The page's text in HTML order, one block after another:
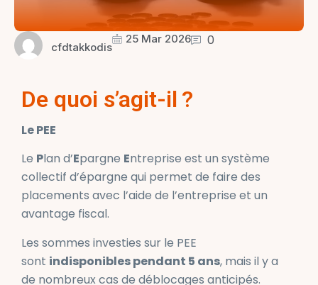
cfdtakkodis
25 Mar 2026 0
De quoi s’agit-il ?
Le PEE
Le Plan d’Epargne Entreprise est un système
collectif d’épargne qui permet de faire des
placements avec l’aide de l’entreprise et un
avantage fiscal.
Les sommes investies sur le PEE
sont indisponibles pendant 5 ans, mais il y a
de nombreux cas de déblocages anticipés.